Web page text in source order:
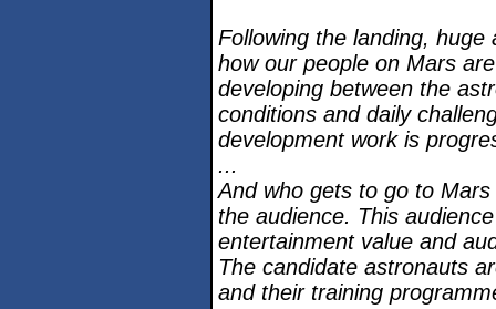
Following the landing,
how our people on Mars
developing between the
conditions and daily
development work is
...
And who gets to go to
the audience. This
entertainment value and
The candidate astronauts
and their training